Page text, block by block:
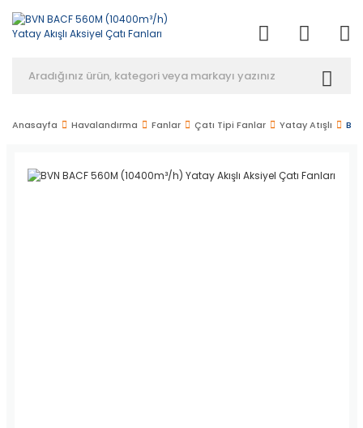
Anasayfa Havalandırma Fanlar Çatı Tipi Fanlar Yatay Atışlı